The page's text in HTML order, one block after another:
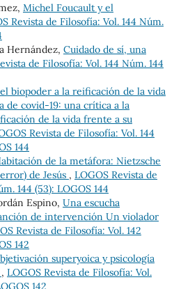
Michel Foucault y el
Revista de Filosofía: Vol. 144 Núm.
Hernández, Cuidado de sí, una
de Filosofía: Vol. 144 Núm. 144
biopoder a la reificación de la vida
de covid-19: una crítica a la
de la vida frente a su
Revista de Filosofía: Vol. 144
144
de la metáfora: Nietzsche
de Jesús , LOGOS Revista de
144 (53): LOGOS 144
Espino, Una escucha
de intervención Un violador
Revista de Filosofía: Vol. 142
142
superyoica y psicología
, LOGOS Revista de Filosofía: Vol.
142